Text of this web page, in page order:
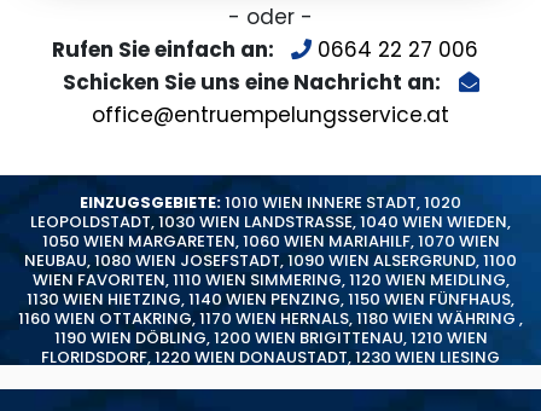
- oder -
Rufen Sie einfach an:
0664 22 27 006
Schicken Sie uns eine Nachricht an:
office@entruempelungsservice.at
EINZUGSGEBIETE:1010 WIEN INNERE STADT,1020
LEOPOLDSTADT,1030 WIEN LANDSTRASSE,1040 WIEN WIEDEN,
1050 WIEN MARGARETEN,1060 WIEN MARIAHILF,1070 WIEN
NEUBAU,1080 WIEN JOSEFSTADT,1090 WIEN ALSERGRUND,1100
WIEN FAVORITEN,1110 WIEN SIMMERING,1120 WIEN MEIDLING,
1130 WIEN HIETZING,1140 WIEN PENZING,1150 WIEN FÜNFHAUS,
1160 WIEN OTTAKRING,1170 WIEN HERNALS,1180 WIEN WÄHRING ,
1190 WIEN DÖBLING,1200 WIEN BRIGITTENAU,1210 WIEN
FLORIDSDORF,1220 WIEN DONAUSTADT,1230 WIEN LIESING